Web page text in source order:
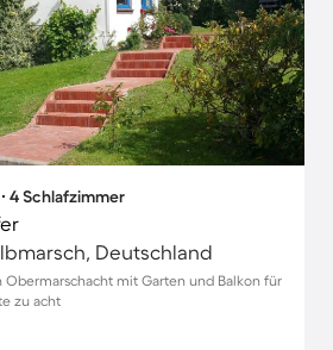
4 Schlafzimmer
Deutschland
Obermarschacht mit Garten und Balkon für
zu acht